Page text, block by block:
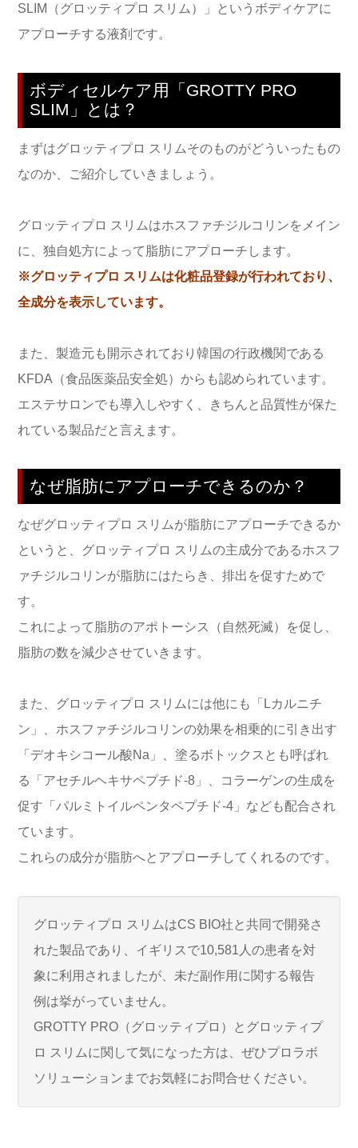
SLIM（グロッティプロ スリム）」というボディケアに
アプローチする液剤です。
ボディセルケア用「GROTTY PRO
SLIM」とは？
まずはグロッティプロ スリムそのものがどういったもの
なのか、ご紹介していきましょう。
グロッティプロ スリムはホスファチジルコリンをメイン
に、独自処方によって脂肪にアプローチします。
※グロッティプロ スリムは化粧品登録が行われており、
全成分を表示しています。
また、製造元も開示されており韓国の行政機関である
KFDA（食品医薬品安全処）からも認められています。
エステサロンでも導入しやすく、きちんと品質性が保た
れている製品だと言えます。
なぜ脂肪にアプローチできるのか？
なぜグロッティプロ スリムが脂肪にアプローチできるか
というと、グロッティプロ スリムの主成分であるホスフ
ァチジルコリンが脂肪にはたらき、排出を促すためで
す。
これによって脂肪のアポトーシス（自然死滅）を促し、
脂肪の数を減少させていきます。
また、グロッティプロ スリムには他にも「Lカルニチ
ン」、ホスファチジルコリンの効果を相乗的に引き出す
「デオキシコール酸Na」、塗るボトックスとも呼ばれ
る「アセチルヘキサペプチド-8」、コラーゲンの生成を
促す「パルミトイルペンタペプチド-4」なども配合され
ています。
これらの成分が脂肪へとアプローチしてくれるのです。
グロッティプロ スリムはCS BIO社と共同で開発さ
れた製品であり、イギリスで10,581人の患者を対
象に利用されましたが、未だ副作用に関する報告
例は挙がっていません。
GROTTY PRO（グロッティプロ）とグロッティプ
ロ スリムに関して気になった方は、ぜひプロラボ
ソリューションまでお気軽にお問合せください。